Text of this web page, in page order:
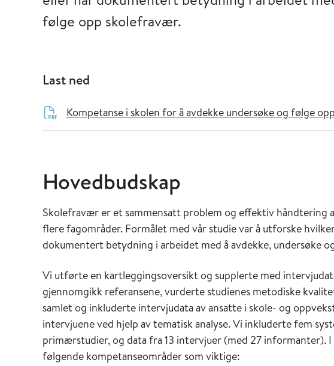
følge opp skolefravær.
Last ned
Kompetanse i skolen for å avdekke undersøke og følge
Hovedbudskap
Skolefravær er et sammensatt problem og effektiv håndtering
flere fagområder. Formålet med vår studie var å utforske
dokumentert betydning i arbeidet med å avdekke, undersøke
Vi utførte en kartleggingsoversikt og supplerte med
gjennomgikk referansene, vurderte studienes metodiske
samlet og inkluderte intervjudata av ansatte i skole- og
intervjuene ved hjelp av tematisk analyse. Vi inkluderte fem
primærstudier, og data fra 13 intervjuer (med 27
følgende kompetanseområder som viktige: